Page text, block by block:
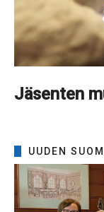
Jäsenten
UUDEN